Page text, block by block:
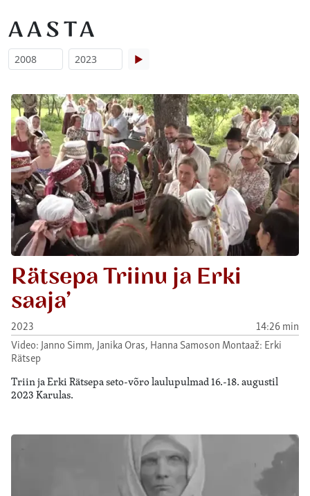
AASTA
▶
Rätsepa Triinu ja Erki
saaja’
2023
14:26 min
Video: Janno Simm, Janika Oras, Hanna Samoson Montaaž: Erki
Rätsep
Triin ja Erki Rätsepa seto-võro laulupulmad 16.-18. augustil
2023 Karulas.